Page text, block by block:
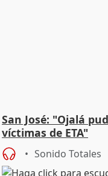
San José: "Ojalá
víctimas de ETA"
Sonido Totales